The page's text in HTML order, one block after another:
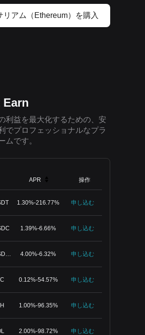
リアム（Ethereum）を‌購入
利益を最大化するための、安
でプロフェッショナルなプラ
ムです。
APR 操作
1.30%-216.77% 申し込む
1.39%-6.66% 申し込む
USDGO 4.00%-6.32% 申し込む
0.12%-54.57% 申し込む
1.00%-96.35% 申し込む
2.00%-98.72% 申し込む